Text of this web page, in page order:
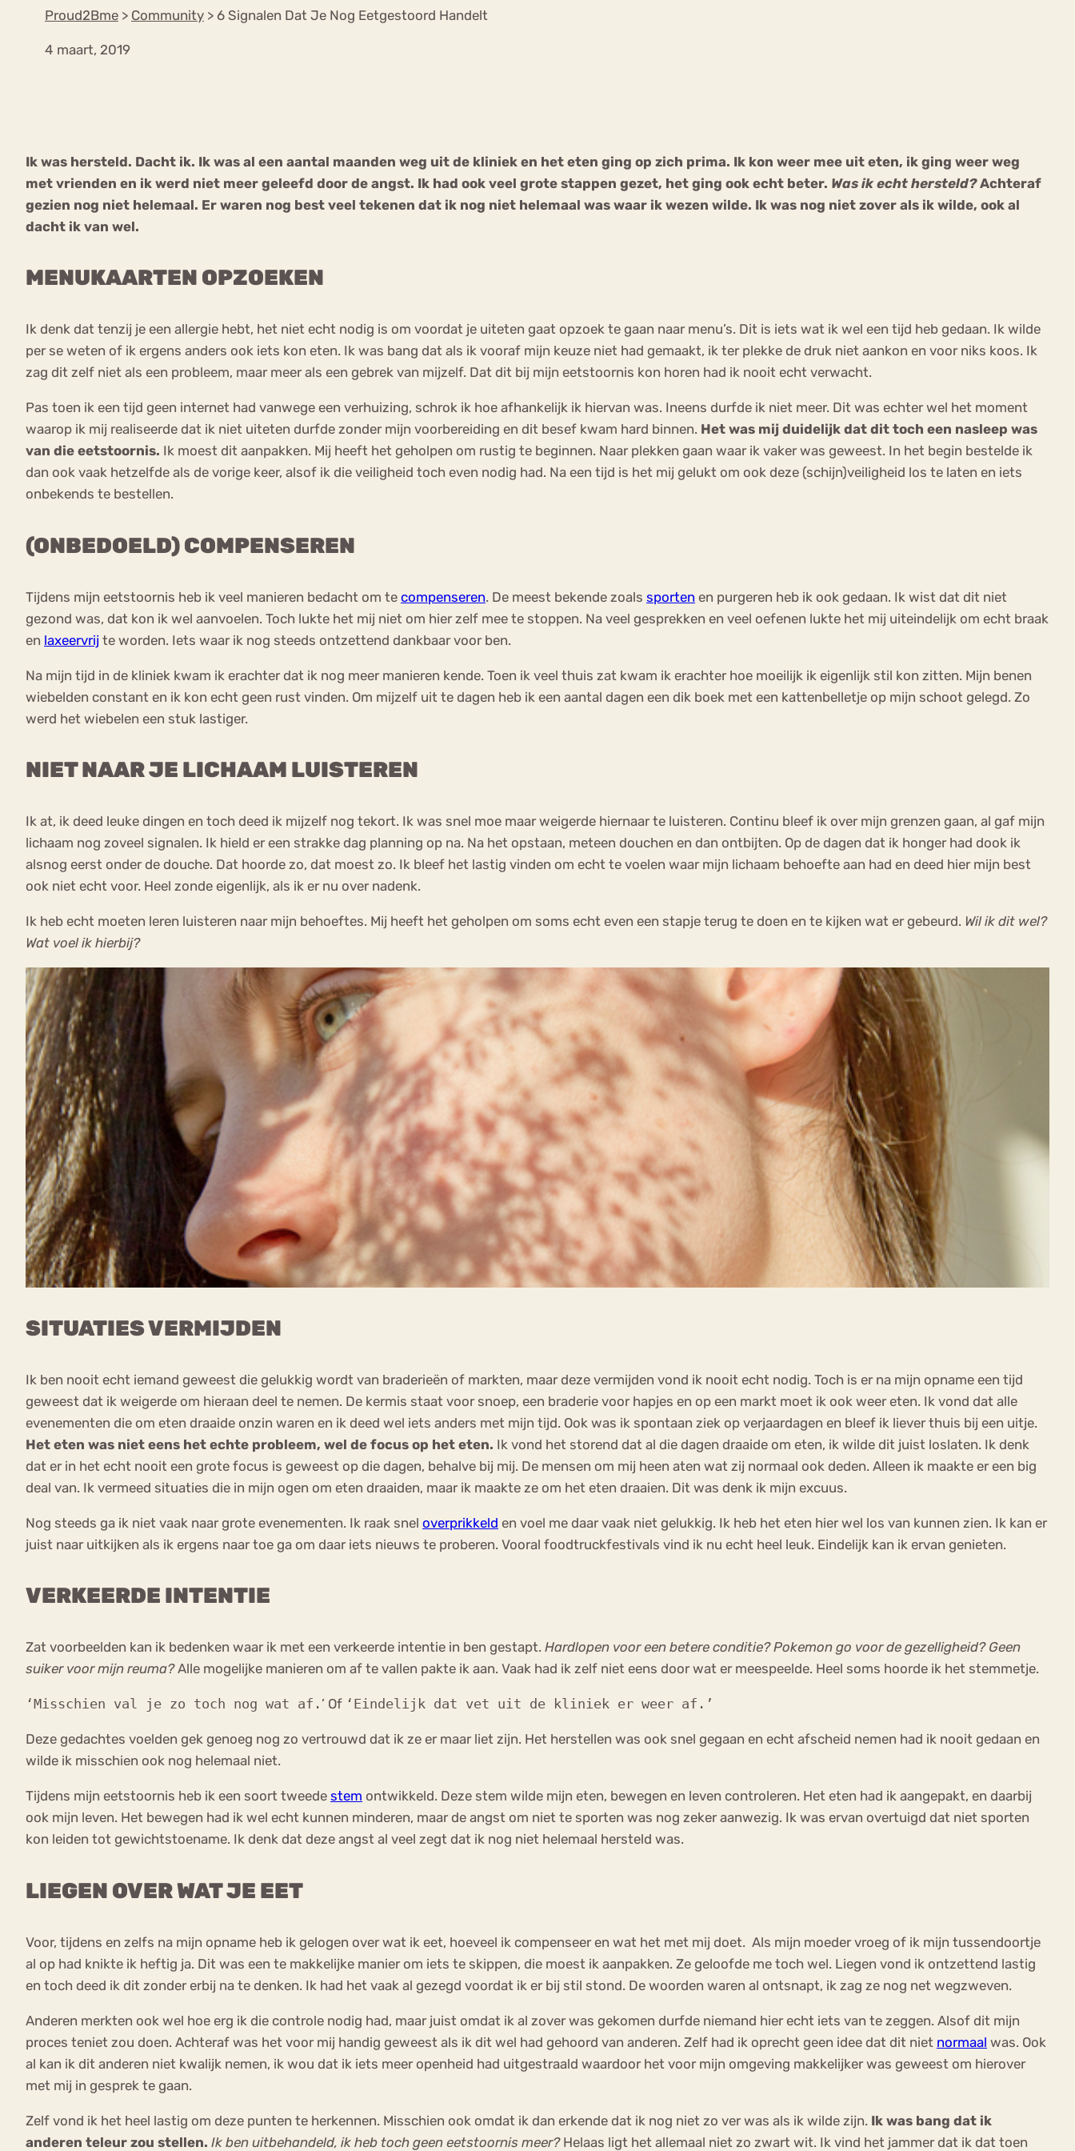
Proud2Bme > Community > 6 Signalen Dat Je Nog Eetgestoord Handelt
4 maart, 2019
Ik was hersteld. Dacht ik. Ik was al een aantal maanden weg uit de kliniek en het eten ging op zich prima. Ik kon weer mee uit eten, ik ging weer weg
met vrienden en ik werd niet meer geleefd door de angst. Ik had ook veel grote stappen gezet, het ging ook echt beter. Was ik echt hersteld?Achteraf
gezien nog niet helemaal. Er waren nog best veel tekenen dat ik nog niet helemaal was waar ik wezen wilde. Ik was nog niet zover als ik wilde, ook al
dacht ik van wel.
MENUKAARTEN OPZOEKEN
Ik denk dat tenzij je een allergie hebt, het niet echt nodig is om voordat je uiteten gaat opzoek te gaan naar menu’s. Dit is iets wat ik wel een tijd heb gedaan. Ik wilde
per se weten of ik ergens anders ook iets kon eten. Ik was bang dat als ik vooraf mijn keuze niet had gemaakt, ik ter plekke de druk niet aankon en voor niks koos. Ik
zag dit zelf niet als een probleem, maar meer als een gebrek van mijzelf. Dat dit bij mijn eetstoornis kon horen had ik nooit echt verwacht.
Pas toen ik een tijd geen internet had vanwege een verhuizing, schrok ik hoe afhankelijk ik hiervan was. Ineens durfde ik niet meer. Dit was echter wel het moment
waarop ik mij realiseerde dat ik niet uiteten durfde zonder mijn voorbereiding en dit besef kwam hard binnen. Het was mij duidelijk dat dit toch een nasleep was
van die eetstoornis. Ik moest dit aanpakken. Mij heeft het geholpen om rustig te beginnen. Naar plekken gaan waar ik vaker was geweest. In het begin bestelde ik
dan ook vaak hetzelfde als de vorige keer, alsof ik die veiligheid toch even nodig had. Na een tijd is het mij gelukt om ook deze (schijn)veiligheid los te laten en iets
onbekends te bestellen.
(ONBEDOELD) COMPENSEREN
Tijdens mijn eetstoornis heb ik veel manieren bedacht om te compenseren. De meest bekende zoals sporten en purgeren heb ik ook gedaan. Ik wist dat dit niet
gezond was, dat kon ik wel aanvoelen. Toch lukte het mij niet om hier zelf mee te stoppen. Na veel gesprekken en veel oefenen lukte het mij uiteindelijk om echt braak
en laxeervrij te worden. Iets waar ik nog steeds ontzettend dankbaar voor ben.
Na mijn tijd in de kliniek kwam ik erachter dat ik nog meer manieren kende. Toen ik veel thuis zat kwam ik erachter hoe moeilijk ik eigenlijk stil kon zitten. Mijn benen
wiebelden constant en ik kon echt geen rust vinden. Om mijzelf uit te dagen heb ik een aantal dagen een dik boek met een kattenbelletje op mijn schoot gelegd. Zo
werd het wiebelen een stuk lastiger.
NIET NAAR JE LICHAAM LUISTEREN
Ik at, ik deed leuke dingen en toch deed ik mijzelf nog tekort. Ik was snel moe maar weigerde hiernaar te luisteren. Continu bleef ik over mijn grenzen gaan, al gaf mijn
lichaam nog zoveel signalen. Ik hield er een strakke dag planning op na. Na het opstaan, meteen douchen en dan ontbijten. Op de dagen dat ik honger had dook ik
alsnog eerst onder de douche. Dat hoorde zo, dat moest zo. Ik bleef het lastig vinden om echt te voelen waar mijn lichaam behoefte aan had en deed hier mijn best
ook niet echt voor. Heel zonde eigenlijk, als ik er nu over nadenk.
Ik heb echt moeten leren luisteren naar mijn behoeftes. Mij heeft het geholpen om soms echt even een stapje terug te doen en te kijken wat er gebeurd. Wil ik dit wel?
Wat voel ik hierbij?
SITUATIES VERMIJDEN
Ik ben nooit echt iemand geweest die gelukkig wordt van braderieën of markten, maar deze vermijden vond ik nooit echt nodig. Toch is er na mijn opname een tijd
geweest dat ik weigerde om hieraan deel te nemen. De kermis staat voor snoep, een braderie voor hapjes en op een markt moet ik ook weer eten. Ik vond dat alle
evenementen die om eten draaide onzin waren en ik deed wel iets anders met mijn tijd. Ook was ik spontaan ziek op verjaardagen en bleef ik liever thuis bij een uitje.
Het eten was niet eens het echte probleem, wel de focus op het eten. Ik vond het storend dat al die dagen draaide om eten, ik wilde dit juist loslaten. Ik denk
dat er in het echt nooit een grote focus is geweest op die dagen, behalve bij mij. De mensen om mij heen aten wat zij normaal ook deden. Alleen ik maakte er een big
deal van. Ik vermeed situaties die in mijn ogen om eten draaiden, maar ik maakte ze om het eten draaien. Dit was denk ik mijn excuus.
Nog steeds ga ik niet vaak naar grote evenementen. Ik raak snel overprikkeld en voel me daar vaak niet gelukkig. Ik heb het eten hier wel los van kunnen zien. Ik kan er
juist naar uitkijken als ik ergens naar toe ga om daar iets nieuws te proberen. Vooral foodtruckfestivals vind ik nu echt heel leuk. Eindelijk kan ik ervan genieten.
VERKEERDE INTENTIE
Zat voorbeelden kan ik bedenken waar ik met een verkeerde intentie in ben gestapt. Hardlopen voor een betere conditie? Pokemon go voor de gezelligheid? Geen
suiker voor mijn reuma?Alle mogelijke manieren om af te vallen pakte ik aan. Vaak had ik zelf niet eens door wat er meespeelde. Heel soms hoorde ik het stemmetje.
‘Misschien val je zo toch nog wat af. ’ Of ‘Eindelijk dat vet uit de kliniek er weer af.’
Deze gedachtes voelden gek genoeg nog zo vertrouwd dat ik ze er maar liet zijn. Het herstellen was ook snel gegaan en echt afscheid nemen had ik nooit gedaan en
wilde ik misschien ook nog helemaal niet.
Tijdens mijn eetstoornis heb ik een soort tweede stem ontwikkeld. Deze stem wilde mijn eten, bewegen en leven controleren. Het eten had ik aangepakt, en daarbij
ook mijn leven. Het bewegen had ik wel echt kunnen minderen, maar de angst om niet te sporten was nog zeker aanwezig. Ik was ervan overtuigd dat niet sporten
kon leiden tot gewichtstoename. Ik denk dat deze angst al veel zegt dat ik nog niet helemaal hersteld was.
LIEGEN OVER WAT JE EET
Voor, tijdens en zelfs na mijn opname heb ik gelogen over wat ik eet, hoeveel ik compenseer en wat het met mij doet. Als mijn moeder vroeg of ik mijn tussendoortje
al op had knikte ik heftig ja. Dit was een te makkelijke manier om iets te skippen, die moest ik aanpakken. Ze geloofde me toch wel. Liegen vond ik ontzettend lastig
en toch deed ik dit zonder erbij na te denken. Ik had het vaak al gezegd voordat ik er bij stil stond. De woorden waren al ontsnapt, ik zag ze nog net wegzweven.
Anderen merkten ook wel hoe erg ik die controle nodig had, maar juist omdat ik al zover was gekomen durfde niemand hier echt iets van te zeggen. Alsof dit mijn
proces teniet zou doen. Achteraf was het voor mij handig geweest als ik dit wel had gehoord van anderen. Zelf had ik oprecht geen idee dat dit niet normaal was. Ook
al kan ik dit anderen niet kwalijk nemen, ik wou dat ik iets meer openheid had uitgestraald waardoor het voor mijn omgeving makkelijker was geweest om hierover
met mij in gesprek te gaan.
Zelf vond ik het heel lastig om deze punten te herkennen. Misschien ook omdat ik dan erkende dat ik nog niet zo ver was als ik wilde zijn. Ik was bang dat ik
anderen teleur zou stellen. Ik ben uitbehandeld, ik heb toch geen eetstoornis meer?Helaas ligt het allemaal niet zo zwart wit. Ik vind het jammer dat ik dat toen
Orthorexia
Afvallen Angst